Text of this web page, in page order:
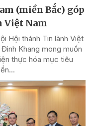
(miền Bắc) góp
Việt Nam
Hội thánh Tin lành Việt
Khang mong muốn
thực hóa mục tiêu